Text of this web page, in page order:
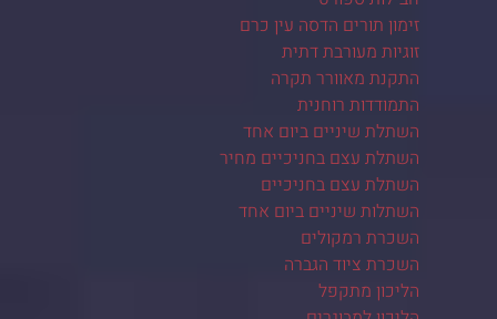
זימון תורים הדסה עין כרם
זוגיות מעורבת דתית
התקנת מאוורר תקרה
התמודדות רוחנית
השתלת שיניים ביום אחד
השתלת עצם בחניכיים מחיר
השתלת עצם בחניכיים
השתלות שיניים ביום אחד
השכרת רמקולים
השכרת ציוד הגברה
הליכון מתקפל